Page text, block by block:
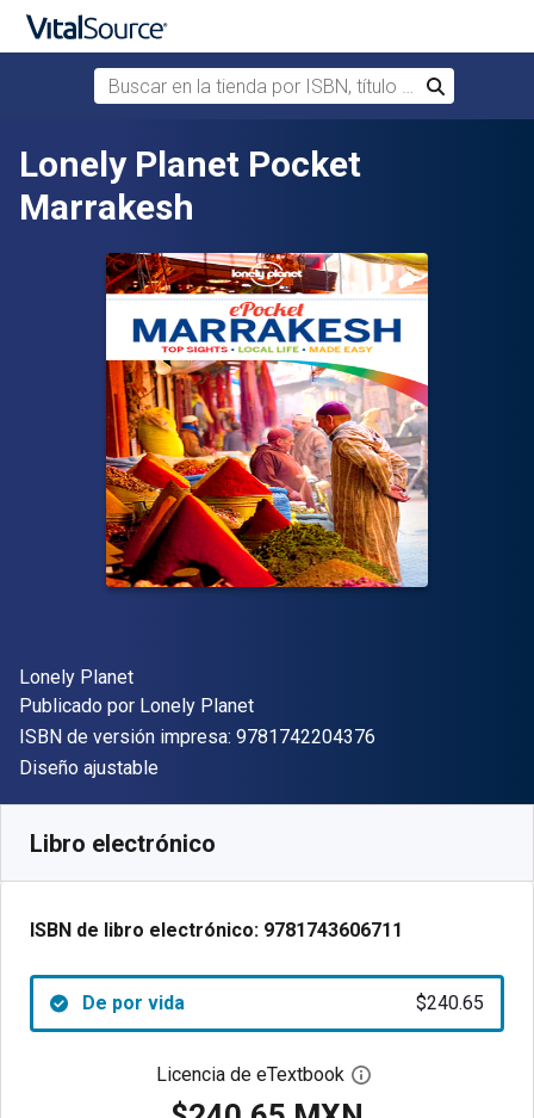
Saltar al contenido principal
Buscar en la tienda por ISBN, título o autor
Buscar
Lonely Planet Pocket
Marrakesh
Autor(es)
Lonely Planet
Editor
Publicado por Lonely Planet
ISBN de versión impresa: 9781742204376
Formato
Diseño ajustable
Libro electrónico
ISBN de libro electrónico: 9781743606711
De por vida $240.65
Licencia de eTextbook Abre el cuadro de